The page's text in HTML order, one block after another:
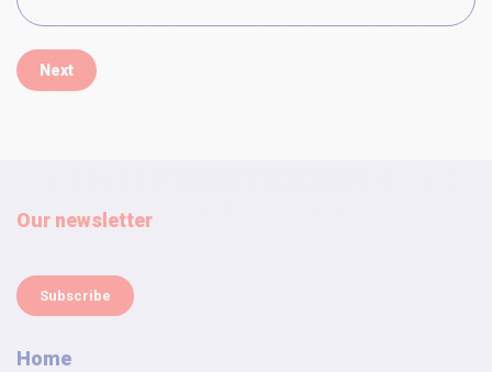
Next
Our newsletter
Subscribe
Home